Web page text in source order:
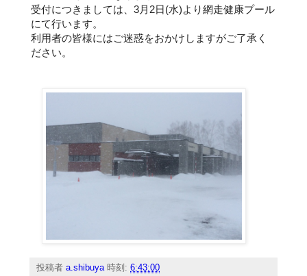
受付につきましては、3月2日(水)より網走健康プール
にて行います。
利用者の皆様にはご迷惑をおかけしますがご了承く
ださい。
投稿者a.shibuya 時刻:6:43:00